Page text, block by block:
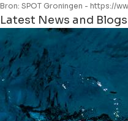
Bron: SPOT Groningen - https://
+
−
Latest News and Blogs